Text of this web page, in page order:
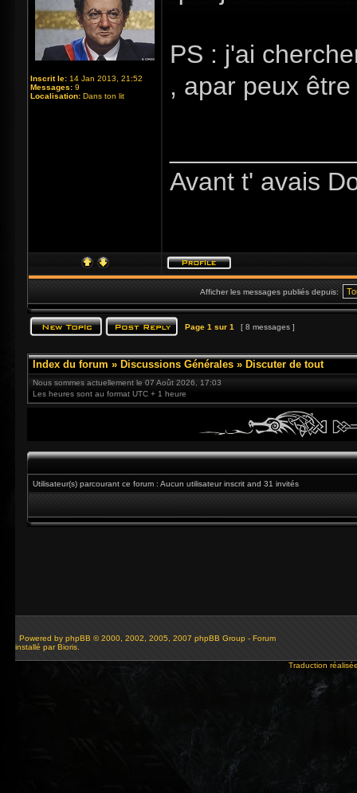
Inscrit le: 14 Jan 2013, 21:52
Messages: 9
Localisation: Dans ton lit
PS : j'ai
, apar peux
Avant t' avais
Afficher les messages publiés depuis:
Page 1 sur 1 [ 8 messages ]
Index du forum » Discussions Générales » Discuter de tout
Nous sommes actuellement le 07 Août 2026, 17:03
Les heures sont au format UTC + 1 heure
Utilisateur(s) parcourant ce forum : Aucun utilisateur inscrit and 31 invités
Powered by phpBB © 2000, 2002, 2005, 2007 phpBB Group - Forum
installé par Bioris.
Traduction